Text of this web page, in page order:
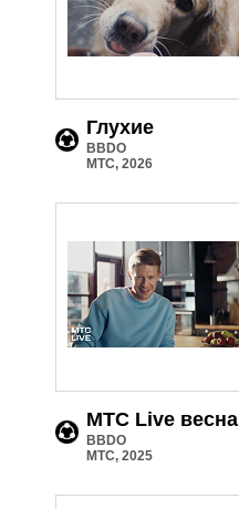
Глухие
BBDO
МТС, 2026
MTC Live весна
BBDO
МТС, 2025